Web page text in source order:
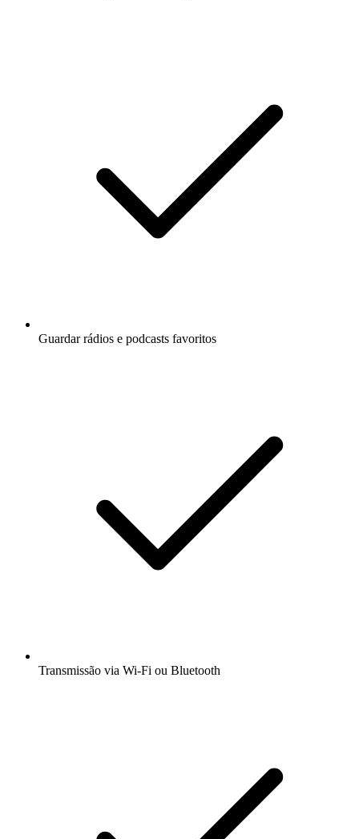
Guardar rádios e podcasts favoritos
Transmissão via Wi-Fi ou Bluetooth